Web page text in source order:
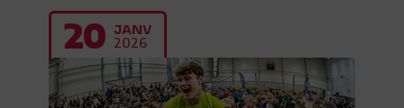
20 JANV
2026